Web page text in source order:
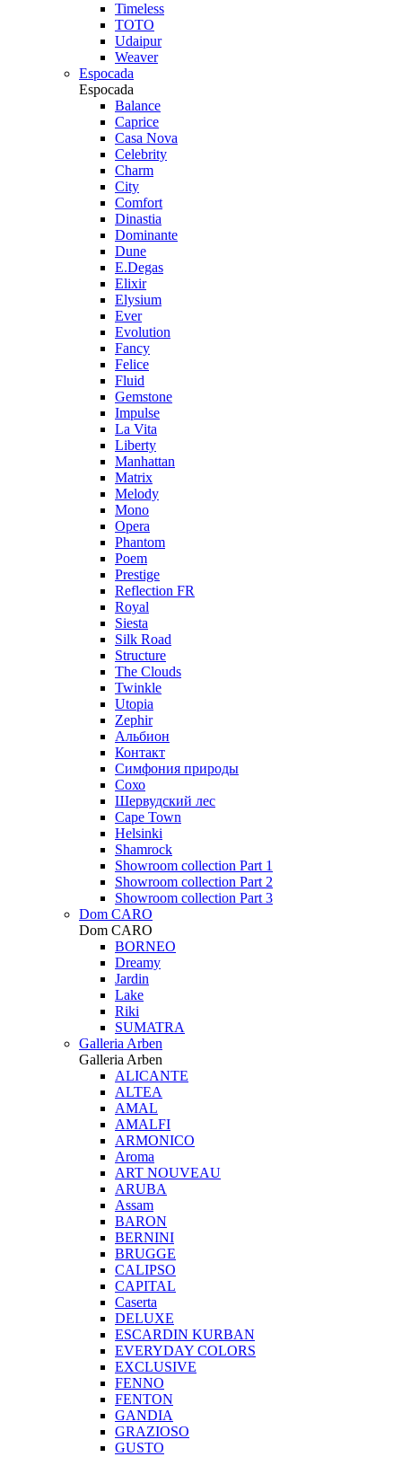
Timeless
TOTO
Udaipur
Weaver
Espocada
Espocada
Balance
Caprice
Casa Nova
Celebrity
Charm
City
Comfort
Dinastia
Dominante
Dune
E.Degas
Elixir
Elysium
Ever
Evolution
Fancy
Felice
Fluid
Gemstone
Impulse
La Vita
Liberty
Manhattan
Matrix
Melody
Mono
Opera
Phantom
Poem
Prestige
Reflection FR
Royal
Siesta
Silk Road
Structure
The Clouds
Twinkle
Utopia
Zephir
Альбион
Контакт
Симфония природы
Сохо
Шервудский лес
Cape Town
Helsinki
Shamrock
Showroom collection Part 1
Showroom collection Part 2
Showroom collection Part 3
Dom CARO
Dom CARO
BORNEO
Dreamy
Jardin
Lake
Riki
SUMATRA
Galleria Arben
Galleria Arben
ALICANTE
ALTEA
AMAL
AMALFI
ARMONICO
Aroma
ART NOUVEAU
ARUBA
Assam
BARON
BERNINI
BRUGGE
CALIPSO
CAPITAL
Caserta
DELUXE
ESCARDIN KURBAN
EVERYDAY COLORS
EXCLUSIVE
FENNO
FENTON
GANDIA
GRAZIOSO
GUSTO